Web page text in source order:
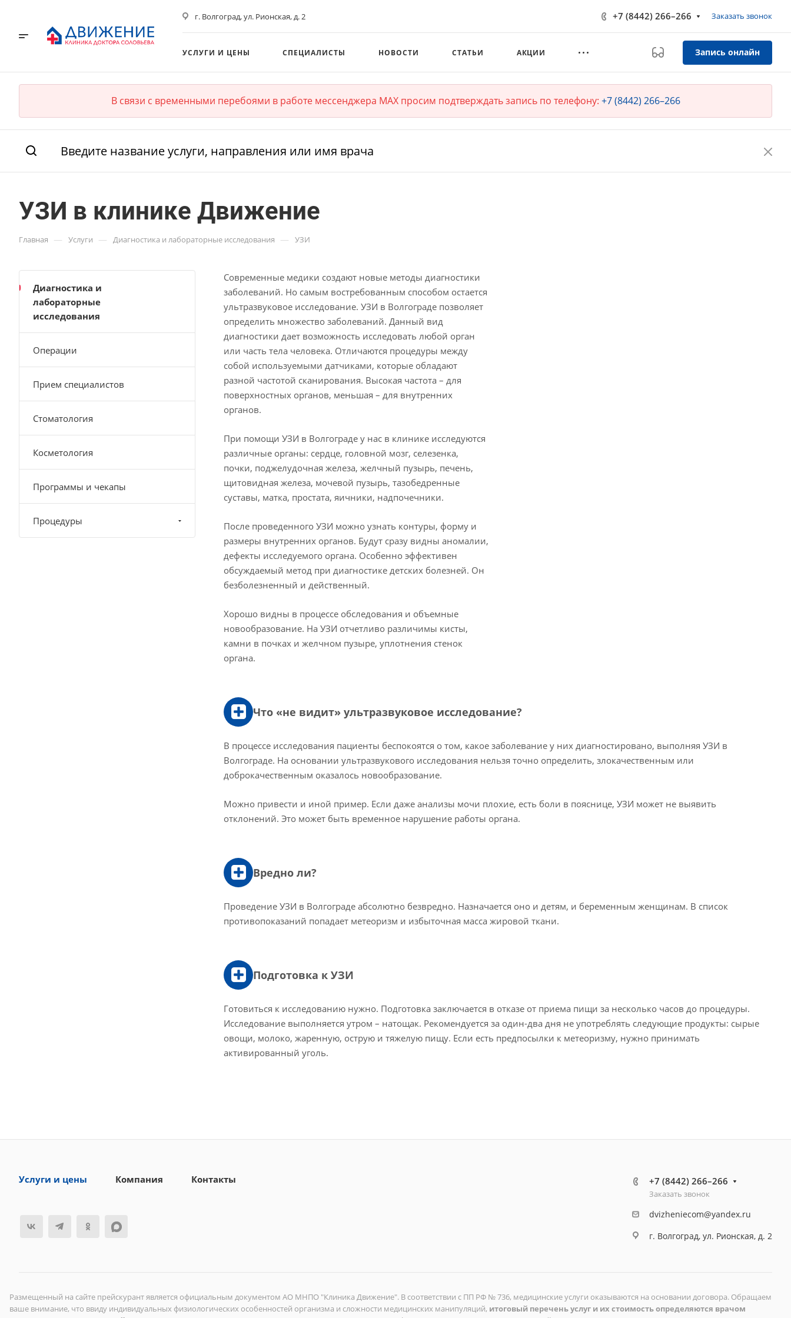
г. Волгоград, ул. Рионская, д. 2 +7 (8442) 266–266 Заказать звонок
УСЛУГИ И ЦЕНЫ СПЕЦИАЛИСТЫ НОВОСТИ СТАТЬИ АКЦИИ Запись онлайн
В связи с временными перебоями в работе мессенджера MAX просим подтверждать запись по телефону: +7 (8442) 266–266
УЗИ в клинике Движение
Главная — Услуги — Диагностика и лабораторные исследования — УЗИ
Современные медики создают новые методы диагностики
заболеваний. Но самым востребованным способом остается
ультразвуковое исследование. УЗИ в Волгограде позволяет
определить множество заболеваний. Данный вид
диагностики дает возможность исследовать любой орган
или часть тела человека. Отличаются процедуры между
собой используемыми датчиками, которые обладают
разной частотой сканирования. Высокая частота – для
поверхностных органов, меньшая – для внутренних
органов.
При помощи УЗИ в Волгограде у нас в клинике исследуются
различные органы: сердце, головной мозг, селезенка,
почки, поджелудочная железа, желчный пузырь, печень,
щитовидная железа, мочевой пузырь, тазобедренные
суставы, матка, простата, яичники, надпочечники.
После проведенного УЗИ можно узнать контуры, форму и
размеры внутренних органов. Будут сразу видны аномалии,
дефекты исследуемого органа. Особенно эффективен
обсуждаемый метод при диагностике детских болезней. Он
безболезненный и действенный.
Хорошо видны в процессе обследования и объемные
новообразование. На УЗИ отчетливо различимы кисты,
камни в почках и желчном пузыре, уплотнения стенок
органа.
Что «не видит» ультразвуковое исследование?
В процессе исследования пациенты беспокоятся о том, какое заболевание у них диагностировано, выполняя УЗИ в
Волгограде. На основании ультразвукового исследования нельзя точно определить, злокачественным или
доброкачественным оказалось новообразование.
Можно привести и иной пример. Если даже анализы мочи плохие, есть боли в пояснице, УЗИ может не выявить
отклонений. Это может быть временное нарушение работы органа.
Вредно ли?
Проведение УЗИ в Волгограде абсолютно безвредно. Назначается оно и детям, и беременным женщинам. В список
противопоказаний попадает метеоризм и избыточная масса жировой ткани.
Подготовка к УЗИ
Готовиться к исследованию нужно. Подготовка заключается в отказе от приема пищи за несколько часов до процедуры.
Исследование выполняется утром – натощак. Рекомендуется за один-два дня не употреблять следующие продукты: сырые
овощи, молоко, жаренную, острую и тяжелую пищу. Если есть предпосылки к метеоризму, нужно принимать
активированный уголь.
Диагностика и
лабораторные
исследования
Операции
Прием специалистов
Стоматология
Косметология
Программы и чекапы
Процедуры
Услуги и цены Компания Контакты +7 (8442) 266–266
Заказать звонок
dvizheniecom@yandex.ru
г. Волгоград, ул. Рионская, д. 2
Размещенный на сайте прейскурант является официальным документом АО МНПО "Клиника Движение". В соответствии с ПП РФ № 736, медицинские услуги оказываются на основании договора. Обращаем
ваше внимание, что ввиду индивидуальных физиологических особенностей организма и сложности медицинских манипуляций, итоговый перечень услуг и их стоимость определяются врачом